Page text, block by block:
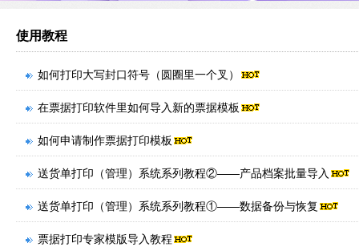
使用教程
如何打印大写封口符号（圆圈里一个叉）
在票据打印软件里如何导入新的票据模板
如何申请制作票据打印模板
送货单打印（管理）系统系列教程②——产品档案批量导入
送货单打印（管理）系统系列教程①——数据备份与恢复
票据打印专家模版导入教程